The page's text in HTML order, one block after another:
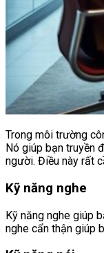
Trong môi trường
Nó giúp bạn truyền
người. Điều này rất
Kỹ năng nghe
Kỹ năng nghe giúp
nghe cẩn thận giúp